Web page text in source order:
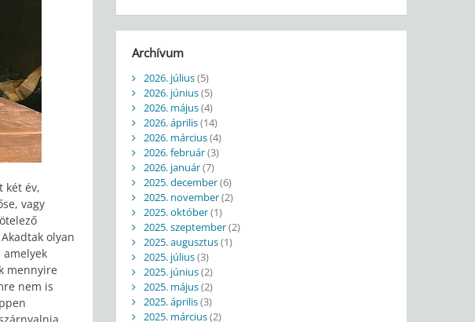
két év,
vagy
olyan
mennyire
nem is
Archívum
2026. július(5)
2026. június(5)
2026. május(4)
2026. április(14)
2026. március(4)
2026. február(3)
2026. január(7)
2025. december(6)
2025. november(2)
2025. október(1)
2025. szeptember(2)
2025. augusztus(1)
2025. július(3)
2025. június(2)
2025. május(2)
2025. április(3)
2025. március(2)